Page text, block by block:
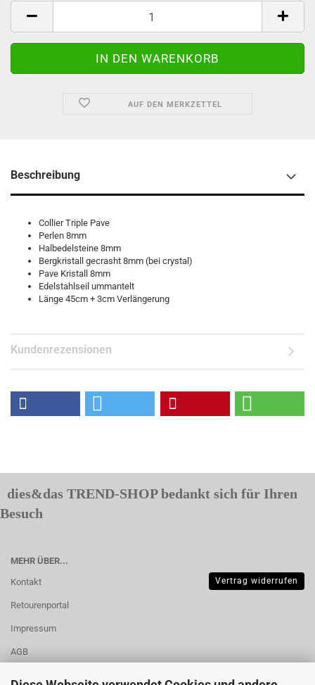
AUF DEN MERKZETTEL
Beschreibung
Collier Triple Pave
Perlen 8mm
Halbedelsteine 8mm
Bergkristall gecrasht 8mm (bei crystal)
Pave Kristall 8mm
Edelstahlseil ummantelt
Länge 45cm + 3cm Verlängerung
Kundenrezensionen
dies&das TREND-SHOP bedankt sich für Ihren
Besuch
MEHR ÜBER...
Kontakt
Retourenportal
Impressum
AGB
Vertrag widerrufen